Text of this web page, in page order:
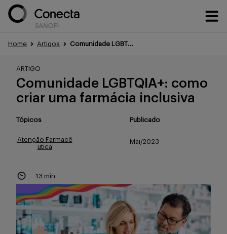
Eventos
Treinamentos
Portfólio
Home Artigos Comunidade LGBTQIA+: como criar uma farmácia inclusiva
ARTIGO
Comunidade LGBTQIA+: como
criar uma farmácia inclusiva
Tópicos
Atenção Farmacê
utica
Publicado
Mai/2023
13 min